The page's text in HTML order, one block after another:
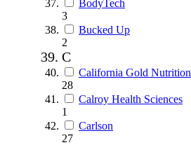
BodyTech
3
Bucked Up
2
C
California Gold Nutrition
28
Calroy Health Sciences
1
Carlson
27